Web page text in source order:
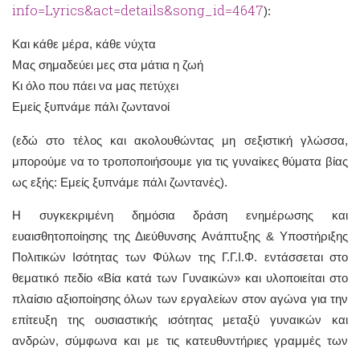
info=Lyrics&act=details&song_id=4647):
Και κάθε μέρα, κάθε νύχτα
Μας σημαδεύει μες στα μάτια η ζωή
Κι όλο που πάει να μας πετύχει
Εμείς ξυπνάμε πάλι ζωντανοί
(εδώ στο τέλος και ακολουθώντας μη σεξιστική γλώσσα,
μπορούμε να το τροποποιήσουμε για τις γυναίκες θύματα βίας
ως εξής: Εμείς ξυπνάμε πάλι ζωντανές).
Η συγκεκριμένη δημόσια δράση ενημέρωσης και
ευαισθητοποίησης της Διεύθυνσης Ανάπτυξης & Υποστήριξης
Πολιτικών Ισότητας των Φύλων της Γ.Γ.Ι.Φ. εντάσσεται στο
θεματικό πεδίο «Βία κατά των Γυναικών» και υλοποιείται στο
πλαίσιο αξιοποίησης όλων των εργαλείων στον αγώνα για την
επίτευξη της ουσιαστικής ισότητας μεταξύ γυναικών και
ανδρών, σύμφωνα και με τις κατευθυντήριες γραμμές των